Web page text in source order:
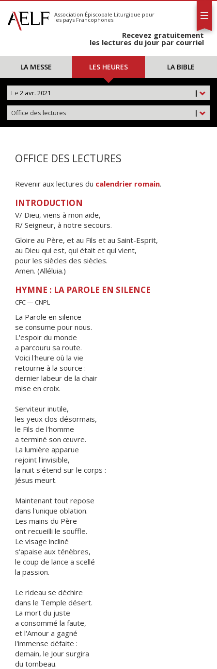
S'abonner
Calendrier
Association Épiscopale Liturgique pour
les pays Francophones
Recevez gratuitement
les lectures du jour par courriel
LA MESSE LES HEURES LA BIBLE
|
Le 2 avr. 2021
|
Office des lectures
OFFICE DES LECTURES
Revenir aux lectures du calendrier romain.
INTRODUCTION
V/ Dieu, viens à mon aide,
R/ Seigneur, à notre secours.
Gloire au Père, et au Fils et au Saint-Esprit,
au Dieu qui est, qui était et qui vient,
pour les siècles des siècles.
Amen. (Alléluia.)
HYMNE : LA PAROLE EN SILENCE
CFC — CNPL
La Parole en silence
se consume pour nous.
L'espoir du monde
a parcouru sa route.
Voici l'heure où la vie
retourne à la source :
dernier labeur de la chair
mise en croix.
Serviteur inutile,
les yeux clos désormais,
le Fils de l'homme
a terminé son œuvre.
La lumière apparue
rejoint l'invisible,
la nuit s'étend sur le corps :
Jésus meurt.
Maintenant tout repose
dans l'unique oblation.
Les mains du Père
ont recueilli le souffle.
Le visage incliné
s'apaise aux ténèbres,
le coup de lance a scellé
la passion.
Le rideau se déchire
dans le Temple désert.
La mort du juste
a consommé la faute,
et l'Amour a gagné
l'immense défaite :
demain, le Jour surgira
du tombeau.